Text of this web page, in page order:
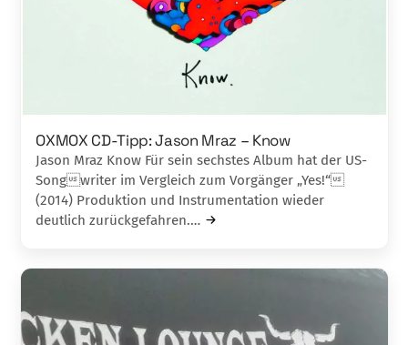
OXMOX CD-Tipp: Jason Mraz – Know
Jason Mraz Know Für sein sechstes Album hat der US-
Songwriter im Vergleich zum Vorgänger „Yes!“
(2014) Produktion und Instrumentation wieder
deutlich zurückgefahren.…